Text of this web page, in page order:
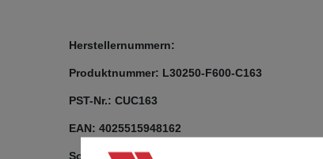
Herstellernummern:
Produktnummer: L30250-F600-C163
PST-Nr.: CUC163
EAN: 4025515948162
Softwarestand: SIP V3 R5.8.0